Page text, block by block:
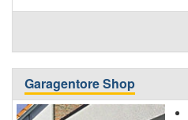
Garagentore Shop